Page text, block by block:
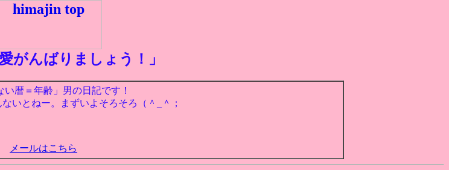
がんばりましょう！」
い暦＝年齢」男の日記です！
いとねー。まずいよそろそろ（＾_＾；
メールはこちら